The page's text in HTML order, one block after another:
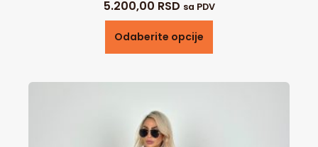
5.200,00 RSD sa PDV
Odaberite opcije